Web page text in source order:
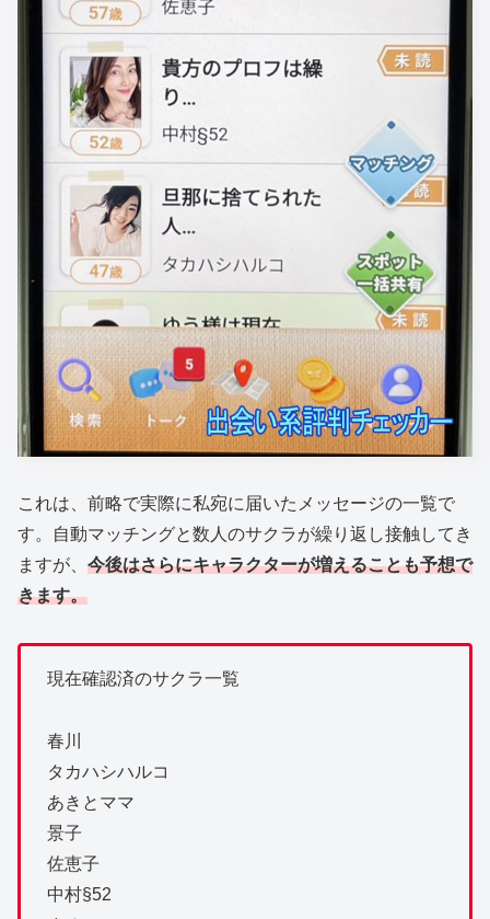
これは、前略で実際に私宛に届いたメッセージの一覧で
す。自動マッチングと数人のサクラが繰り返し接触してき
ますが、 今後はさらにキャラクターが増えることも予想で
きます。
現在確認済のサクラ一覧
春川
タカハシハルコ
あきとママ
景子
佐恵子
中村§52